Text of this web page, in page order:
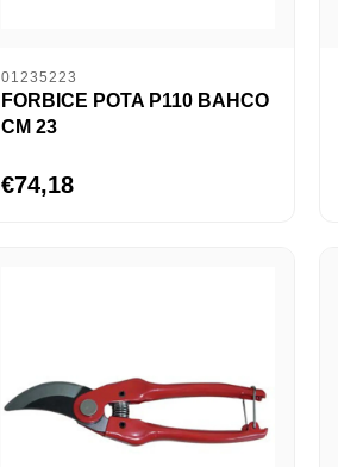
01235223
FORBICE POTA P110 BAHCO
CM 23
€74,18